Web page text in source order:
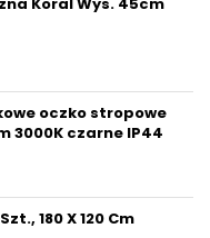
oczko stropowe
3000K czarne IP44
180 X 120 Cm